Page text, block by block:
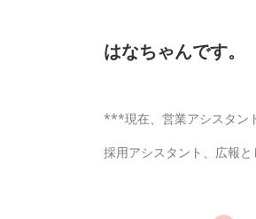
はなちゃんです。
***現在、営業アシスタン
採用アシスタント、広報と